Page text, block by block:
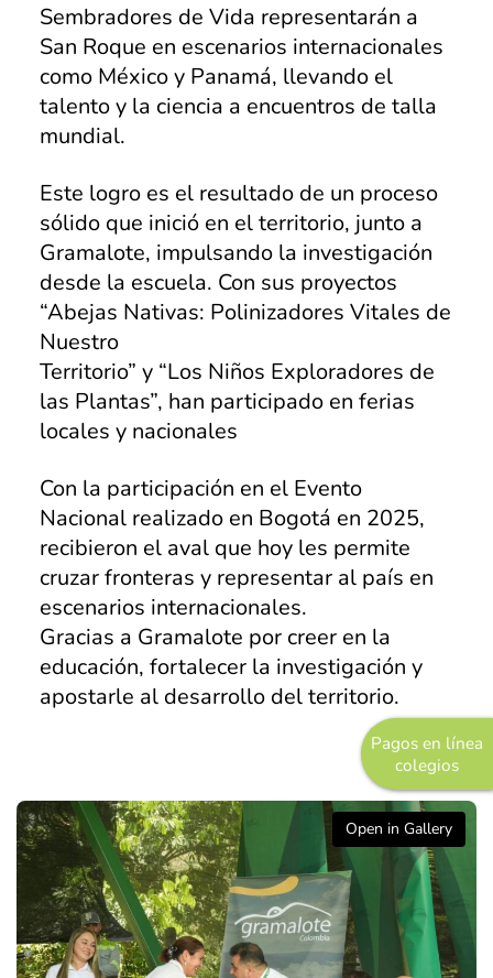
Pagos en línea
colegios
Marinilla
Rionegro
El Peñol
Revista institucional
Modelo de Naciones Unidas – MUN
Pagos en línea
SETA
Pastoral
Experiencias
Direccionamiento
Estratégico
Objetivos Estratégicos
Plan de Desarrollo
Innovación y Desarrollo
Grupo Empresarial
COREDI Publicaciones y
COREDI Inmobiliaria y
COREDI Bioventas
Sembradores de Vida representarán a
San Roque en escenarios internacionales
como México y Panamá, llevando el
talento y la ciencia a encuentros de talla
mundial.
Este logro es el resultado de un proceso
sólido que inició en el territorio, junto a
Gramalote, impulsando la investigación
desde la escuela. Con sus proyectos
“Abejas Nativas: Polinizadores Vitales de
Nuestro
Territorio” y “Los Niños Exploradores de
las Plantas”, han participado en ferias
locales y nacionales
Con la participación en el Evento
Nacional realizado en Bogotá en 2025,
recibieron el aval que hoy les permite
cruzar fronteras y representar al país en
escenarios internacionales.
Gracias a Gramalote por creer en la
educación, fortalecer la investigación y
apostarle al desarrollo del territorio.
Open in Gallery